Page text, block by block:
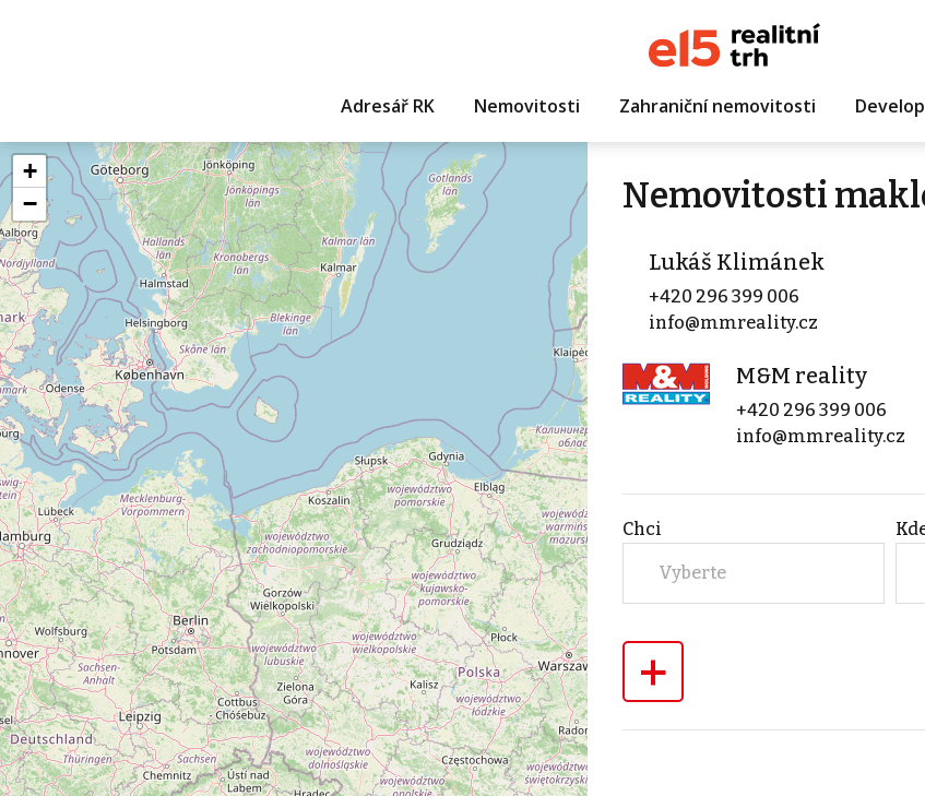
Adresář RK Nemovitosti Zahraniční nemovitosti
+
−
Nemovitosti
Lukáš Klimánek
+420 296 399 006
info@mmreality.cz
M&M reality
+420 296 399 006
info@mmreality.cz
Chci
Vyberte
+